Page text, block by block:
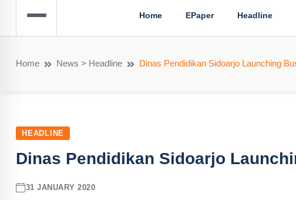
Home EPaper Headline
Home News > Headline Dinas Pendidikan Sidoarjo Launching
HEADLINE
Dinas Pendidikan Sidoarjo
31 JANUARY 2020